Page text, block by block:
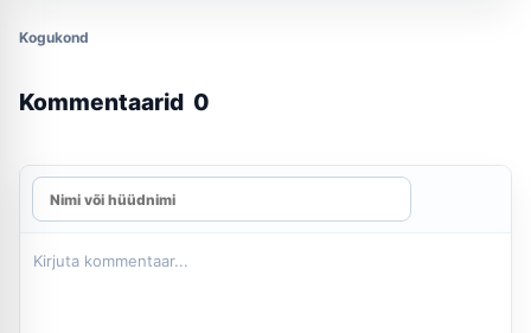
Kogukond
Kommentaarid 0